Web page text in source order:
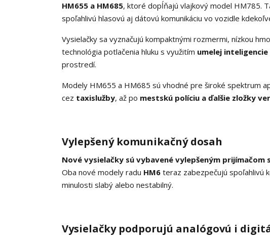
HM655 a HM685, ktoré dopĺňajú vlajkový model HM785.
spoľahlivú hlasovú aj dátovú komunikáciu vo vozidle
Vysielačky sa vyznačujú kompaktnými rozmermi, nízkou
technológia potlačenia hluku s využitím umelej inteligencie
prostredí.
Modely HM655 a HM685 sú vhodné pre široké spektrum
cez taxislužby, až po mestskú políciu a ďalšie zložky
Vylepšený komunikačný dosah
Nové vysielačky sú vybavené vylepšeným
Oba nové modely radu HM6 teraz zabezpečujú spoľahlivú
minulosti slabý alebo nestabilný.
Vysielačky podporujú analógovú i